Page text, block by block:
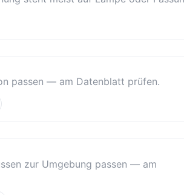
passen — am Datenblatt prüfen.
zur Umgebung passen — am